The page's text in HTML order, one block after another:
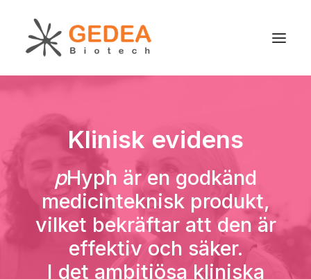
För patienter
Nyheter
Om oss
Klinisk evidens
pHyph är en godkänd
medicinteknisk produkt,
vilket bekräftar att den är
effektiv och säker.
I det ambitiösa kliniska